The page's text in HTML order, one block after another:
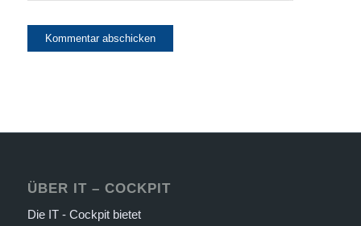
ÜBER IT – COCKPIT
Die IT - Cockpit bietet